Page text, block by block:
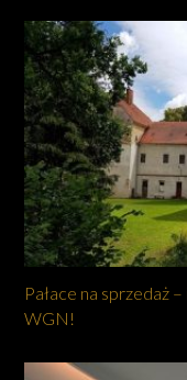
Pałace na sprzedaż
WGN!